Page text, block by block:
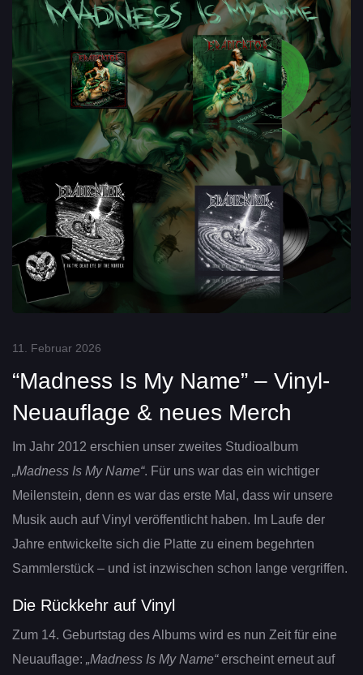
11. Februar 2026
“Madness Is My Name” – Vinyl-
Neuauflage & neues Merch
Im Jahr 2012 erschien unser zweites Studioalbum
„Madness Is My Name“. Für uns war das ein wichtiger
Meilenstein, denn es war das erste Mal, dass wir unsere
Musik auch auf Vinyl veröffentlicht haben. Im Laufe der
Jahre entwickelte sich die Platte zu einem begehrten
Sammlerstück – und ist inzwischen schon lange vergriffen.
Die Rückkehr auf Vinyl
Zum 14. Geburtstag des Albums wird es nun Zeit für eine
Neuauflage: „Madness Is My Name“erscheint erneut auf